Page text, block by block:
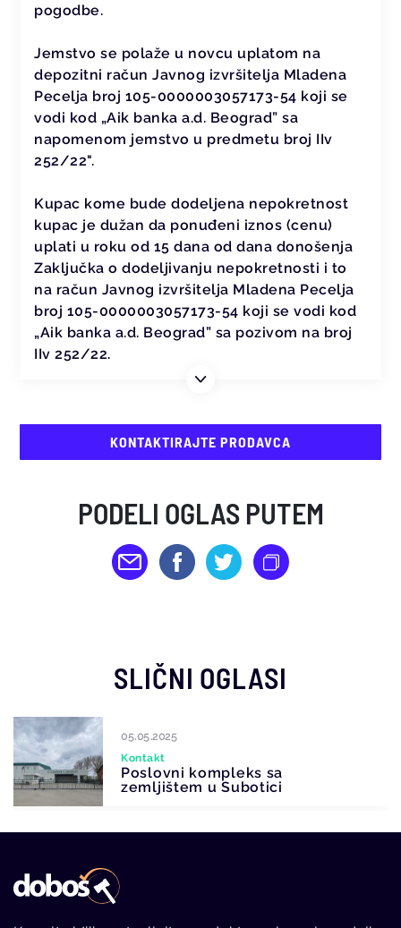
pogodbe.
Jemstvo se polaže u novcu uplatom na
depozitni račun Javnog izvršitelja Mladena
Pecelja broj 105-0000003057173-54 koji se
vodi kod „Aik banka a.d. Beograd” sa
napomenom jemstvo u predmetu broj IIv
252/22".
Kupac kome bude dodeljena nepokretnost
kupac je dužan da ponuđeni iznos (cenu)
uplati u roku od 15 dana od dana donošenja
Zaključka o dodeljivanju nepokretnosti i to
na račun Javnog izvršitelja Mladena Pecelja
broj 105-0000003057173-54 koji se vodi kod
„Aik banka a.d. Beograd” sa pozivom na broj
IIv 252/22.
KONTAKTIRAJTE PRODAVCA
PODELI OGLAS PUTEM
SLIČNI OGLASI
05.05.2025
Kontakt
Poslovni kompleks sa
zemljištem u Subotici